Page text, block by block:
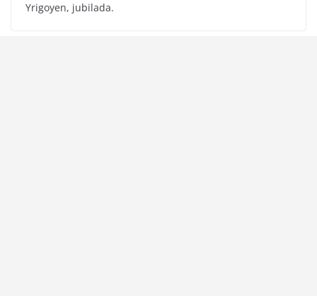
Yrigoyen, jubilada.